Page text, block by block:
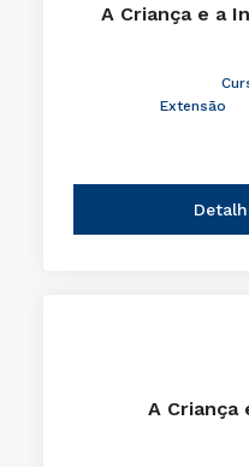
A Criança e a
Extensão
A Criança